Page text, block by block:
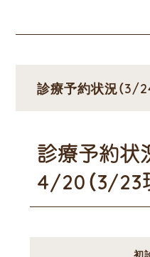
診療予約状況（3/
診療予約
4/20（3/23